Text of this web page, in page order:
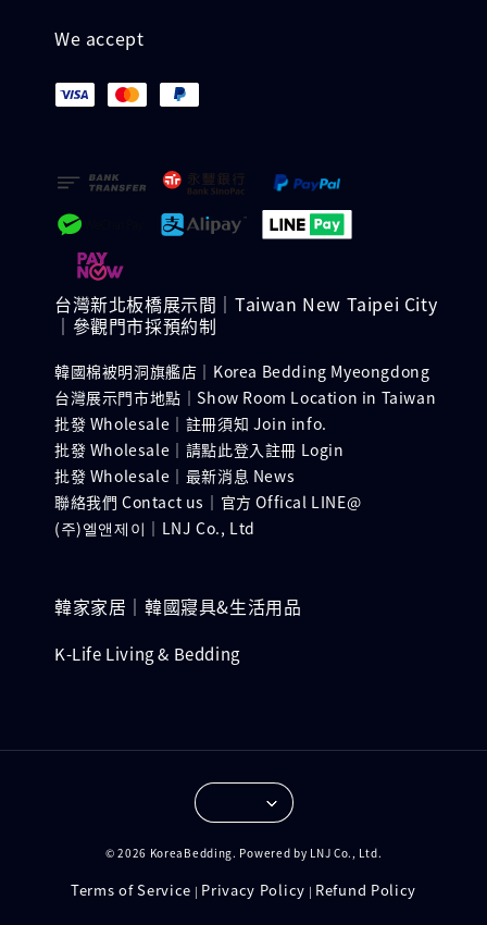
We accept
台灣新北板橋展示間｜Taiwan New Taipei City
｜參觀門市採預約制
韓國棉被明洞旗艦店｜Korea Bedding Myeongdong
台灣展示門市地點｜Show Room Location in Taiwan
批發 Wholesale｜註冊須知 Join info.
批發 Wholesale｜請點此登入註冊 Login
批發 Wholesale｜最新消息 News
聯絡我們 Contact us｜官方 Offical LINE@
(주)엘앤제이｜LNJ Co., Ltd
韓家家居｜韓國寢具&生活用品
K-Life Living & Bedding
© 2026 KoreaBedding. Powered by LNJ Co., Ltd.
Terms of Service | Privacy Policy | Refund Policy